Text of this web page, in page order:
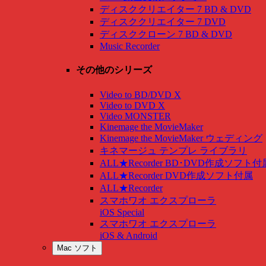
ディスククリエイター 7 BD & DVD
ディスククリエイター 7 DVD
ディスククローン 7 BD & DVD
Music Recorder
その他のシリーズ
Video to BD/DVD X
Video to DVD X
Video MONSTER
Kinemage the MovieMaker
Kinemage the MovieMaker ウェディング
キネマージュ テンプレ ライブラリ
ALL★Recorder BD･DVD作成ソフト付
ALL★Recorder DVD作成ソフト付属
ALL★Recorder
スマホワオ エクスプローラ
iOS Special
スマホワオ エクスプローラ
iOS & Android
Mac ソフト